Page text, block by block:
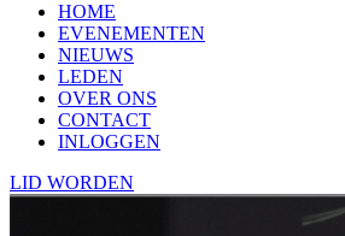
HOME
EVENEMENTEN
NIEUWS
LEDEN
OVER ONS
CONTACT
INLOGGEN
LID WORDEN